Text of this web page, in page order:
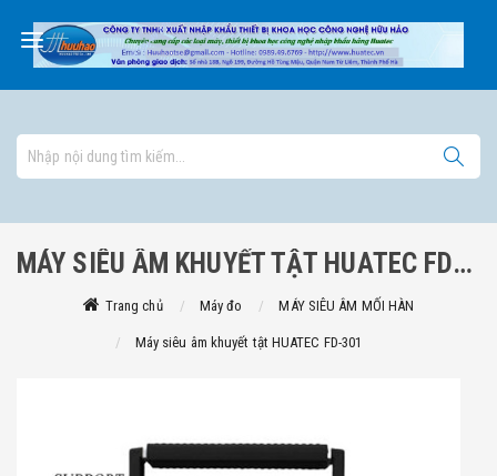
MÁY SIÊU ÂM KHUYẾT TẬT HUATEC FD-301
Trang chủ Máy đo MÁY SIÊU ÂM MỐI HÀN
Máy siêu âm khuyết tật HUATEC FD-301